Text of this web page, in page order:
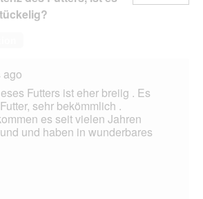
ago
Futters ist eher breiig . Es
sehr bekömmlich .
es seit vielen Jahren
und haben in wunderbares